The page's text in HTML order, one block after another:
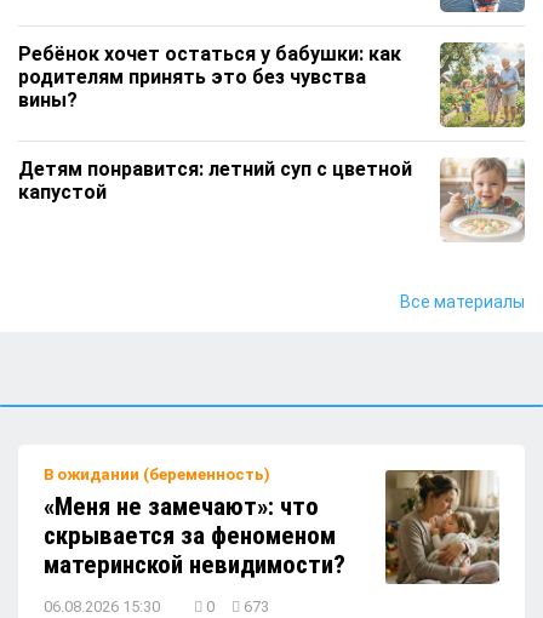
Ребёнок хочет остаться у бабушки: как
родителям принять это без чувства
вины?
Детям понравится: летний суп с цветной
капустой
Детям понравится: освежающий смузи с
Детям понравится: творожная запеканка
с ягодами
Все материалы
В ожидании (беременность)
«Меня не замечают»: что
скрывается за феноменом
материнской невидимости?
06.08.2026 15:30 0 673